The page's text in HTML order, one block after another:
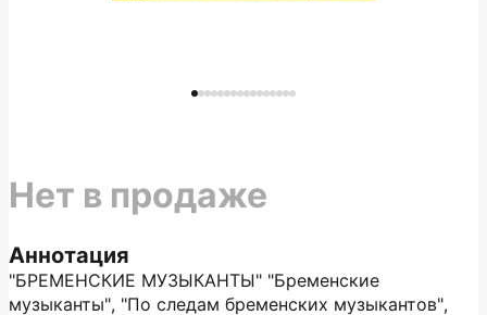
Аннотация
"БРЕМЕНСКИЕ МУЗЫКАНТЫ" "Бременские
музыканты", "По следам бременских музыкантов",
Нет в продаже